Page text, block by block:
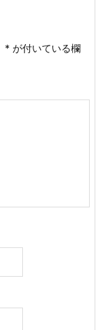
* が付いている欄